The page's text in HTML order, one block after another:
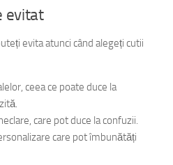
evitat
evita atunci când alegeți cutii
ceea ce poate duce la
care pot duce la confuzii.
care pot îmbunătăți